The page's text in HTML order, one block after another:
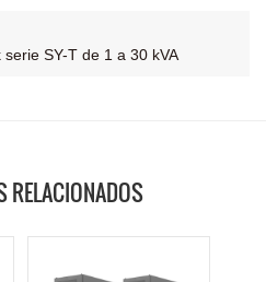
SY-T de 1 a 30 kVA
RELACIONADOS